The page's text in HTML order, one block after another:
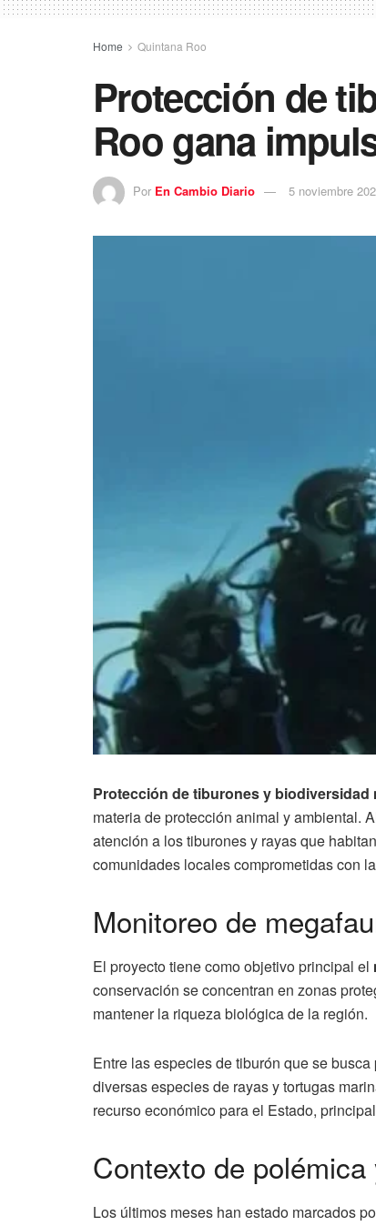
Home Quintana Roo
Protección de
Roo gana
Por En Cambio Diario 5 noviembre
Protección de tiburones y
materia de protección animal y ambiental.
atención a los tiburones y rayas que
comunidades locales comprometidas con
Monitoreo de
El proyecto tiene como objetivo principal el
conservación se concentran en zonas
mantener la riqueza biológica de la región.
Entre las especies de tiburón que se
diversas especies de rayas y tortugas
recurso económico para el Estado,
Contexto de
Los últimos meses han estado marcados